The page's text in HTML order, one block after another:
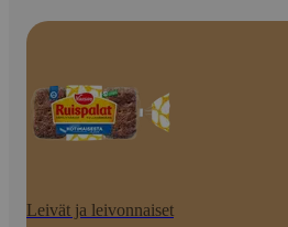
Leivät ja leivonnaiset